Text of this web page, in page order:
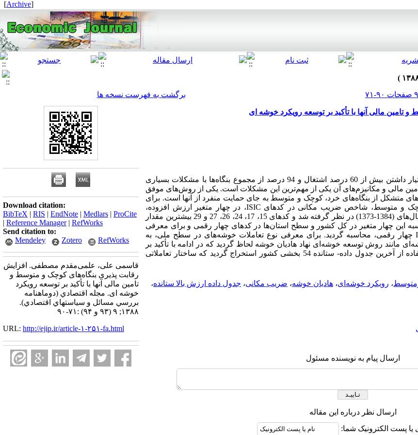
[
Archive
]
برگشت به فهرست نسخه ها
تامین مالی آنها با تأکید بر توسعه رویکرد خوشه ای
در ایران، بنگاه‌های کوچک و متوسط با در اختیار داشتن بیش از 60 درصد اشتغال و 94 درصد از مجموع بنگاه‌ها با مشکلات بسیاری
مالی و مکانیزم‌های آن یکی از مهم‌ترین این مشکلات است. یکی از روش‌های موفق‌
متشکل از بنگاه‌های خرد، کوچک و متوسط به جای حمایت منفرد از آنها است. برای
شناسایی خوشه‌های متشکل از بنگاه‌های کوچک و متوسط، شاخص ضریب مکانی در کدهای ISIC، در چهار متغیر ارزش افزوده،
صادرات، تعداد کارکنان و تعداد بنگاه‌ها طی سال‌های (1384-1373) در نظر گرفته شد و کدهای 15، 17، 24، 26، 27 و 29 بیشترین مقدار
این چهار متغیر در کل کشور و سطح استان‌ها در کدهای چهار رقمی و برای معرفی
اولویت‌های حمایتی مالی در فعالیت‌های ISIC چهار رقمی، محاسبه گردید. برای معرفی نوع تعاملات خوشه‌های در سطح ملی، به
روش توسعه خوشه‌ای نهاد هادیان خوشه لحاظ گردید که در ادامه با تأکید بر
تکنیک تحلیل عاملی، شش خوشه ملی با استفاده از آخرین جدول داده- ستانده 54 بخشی کشور استخراج گردید که ساختار تعاملاتی
، رویکرد خوشه‌ای، هادیان خوشه، ضریب مکانی، جدول داده ارزش بالا ستانده،
ارسال پیام به نویسنده مسئول
ارسال نظر درباره این مقاله
یا پست الکترونیک شما:
Download citation:
BibTeX | RIS | EndNote | Medlars | ProCite
| Reference Manager| RefWorks
Send citation to:
Mendeley
Zotero RefWorks
قاسمی علی، علمی‌مقدم مصطفی. افزایش
رقابت پذیری بنگاه‌های کوچک و متوسط و
تامین مالی آنها با تأکید بر توسعه رویکرد
خوشه ای. مجله اقتصادي (دوماهنامه
بررسي مسائل و سياستهاي اقتصادي).
۱۳۸۸; ۹ (۹۳ و ۹۴) :۷۱-۹۰
URL: http://ejip.ir/article-۱-۲۵۱-fa.html